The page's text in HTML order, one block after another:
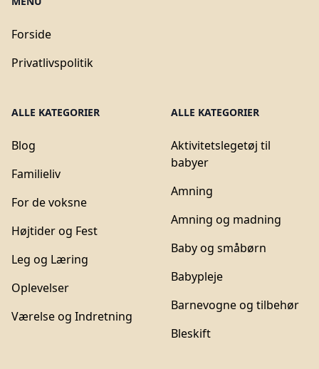
Forside
Privatlivspolitik
ALLE KATEGORIER
Blog
Familieliv
For de voksne
Højtider og Fest
Leg og Læring
Oplevelser
Værelse og Indretning
ALLE KATEGORIER
Aktivitetslegetøj til
babyer
Amning
Amning og madning
Baby og småbørn
Babypleje
Barnevogne og tilbehør
Bleskift